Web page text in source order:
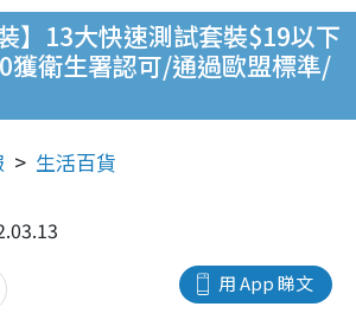
】13大快速測試套裝$19以下
獲衛生署認可/通過歐盟標準/
生活百貨
用 App 睇文